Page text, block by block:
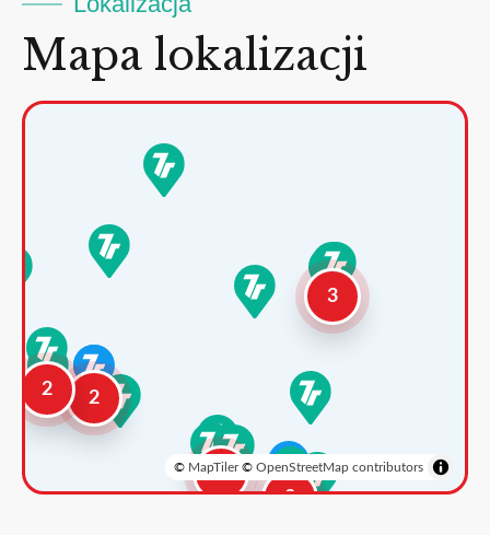
Mapa lokalizacji
2
2
3
2
3
© MapTiler© OpenStreetMap contributors